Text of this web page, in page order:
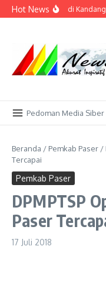
Lewati ke konten
Hot News
Bidik Emas di Kandang
Pedoman Media Siber
Beranda / Pemkab Paser /
Tercapai
Pemkab Paser
DPMPTSP
Paser
17 Juli 2018